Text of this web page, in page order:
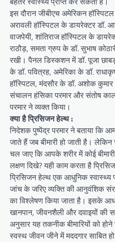
इस दौरान जीबीएच अमेरिकन
अरावली हॉस्पिटल के डायरेक्टर डॉ.
वाजपेयी, शांतिराज हॉस्पिटल के
राठौड़, समता ग्रुप के डॉ. सुभाष
रखी। पैनल डिस्कशन में डॉ. पूजा
के डॉ. पवित्रह, अमेरिका के डॉ.
हॉस्पिटल, मंदसौर के डॉ. अशोक
संचालन हंसिका परमार और संतोष
परमार ने व्यक्त किया।
क्या है प्रिसिजन हेल्थ :
निदेशक पुष्पेंद्र परमार ने बताया कि
जाते हैं जब बीमारी हो जाती है।
चल जाए कि आपके शरीर में कोई
लक्षण दिखे? यही काम करता है
प्रिसिजन हेल्थ एक आधुनिक स्वास्थ्य
जांच के जरिए व्यक्ति की आनुवंशिक
का विश्लेषण किया जाता है। इसके
खानपान, जीवनशैली और दवाइयों की
अनुसार यह तकनीक बीमारियों को
स्वस्थ जीवन जीने में मददगार साबित